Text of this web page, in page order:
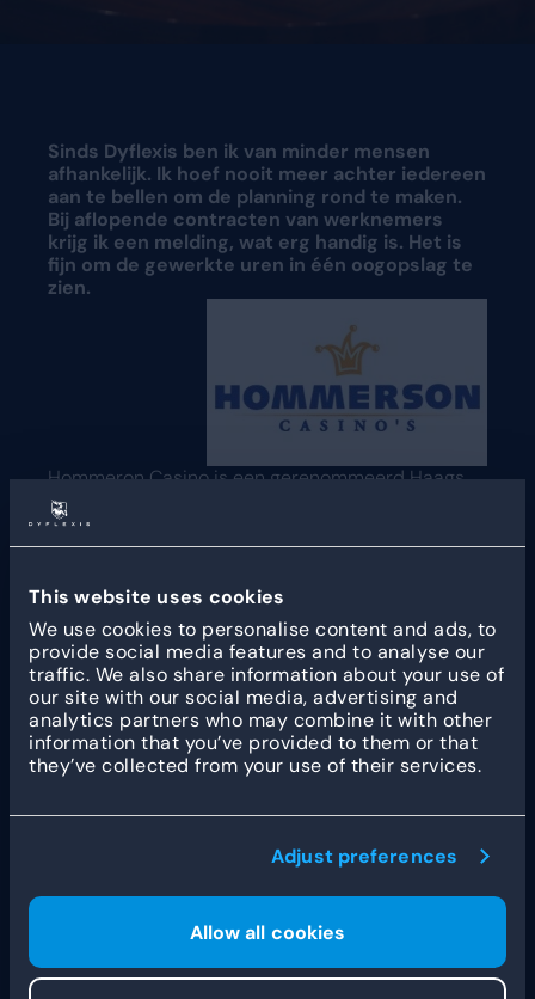
This website uses cookies
We use cookies to personalise content and ads, to
provide social media features and to analyse our
traffic. We also share information about your use of
our site with our social media, advertising and
analytics partners who may combine it with other
information that you’ve provided to them or that
they’ve collected from your use of their services.
Adjust preferences
Allow all cookies
Sinds Dyflexis ben ik van minder mensen
afhankelijk. Ik hoef nooit meer achter iedereen
aan te bellen om de planning rond te maken.
Bij aflopende contracten van werknemers
krijg ik een melding, wat erg handig is. Het is
fijn om de gewerkte uren in één oogopslag te
zien.
Hommeron Casinois een gerenommeerd Haags
bedrijf met 130 jaar historie, waar je met gratis
entree kunt genieten van speelautomaten en
roulette in een warme sfeer.
Andere klantverhalen
Hoe Fleet Robotics WFM
stroomlijnt met Dyflexis en
ADP